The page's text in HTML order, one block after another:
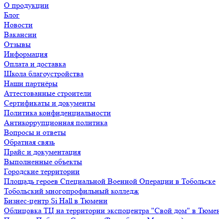
О продукции
Блог
Новости
Вакансии
Отзывы
Информация
Оплата и доставка
Школа благоустройства
Наши партнёры
Аттестованные строители
Сертификаты и документы
Политика конфиденциальности
Антикоррупционная политика
Вопросы и ответы
Обратная связь
Прайс и документация
Выполненные объекты
Городские территории
Площадь героев Специальной Военной Операции в Тобольске
Тобольский многопрофильный колледж
Бизнес-центр Si Hall в Тюмени
Облицовка ТЦ на территории экспоцентра "Свой дом" в